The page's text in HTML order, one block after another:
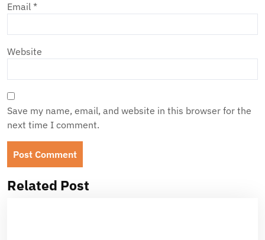
Email *
Website
Save my name, email, and website in this browser for the
next time I comment.
Related Post